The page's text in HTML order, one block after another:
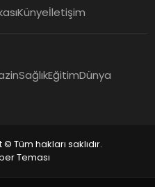
Künyeİletişim
SağlıkEğitimDünya
Tüm hakları saklıdır.
Teması